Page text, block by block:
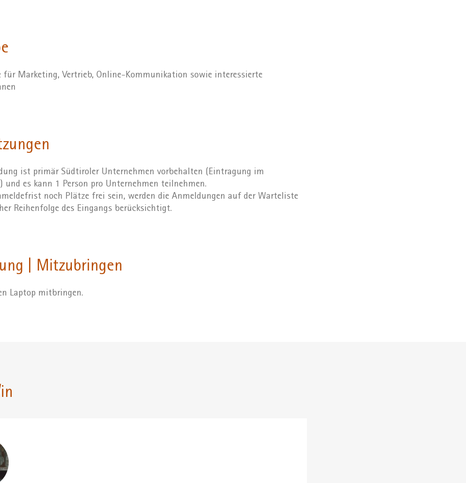
für Marketing, Vertrieb, Online-Kommunikation sowie interessierte
ist primär Südtiroler Unternehmen vorbehalten (Eintragung im
und es kann 1 Person pro Unternehmen teilnehmen.
noch Plätze frei sein, werden die Anmeldungen auf der Warteliste
Reihenfolge des Eingangs berücksichtigt.
| Mitzubringen
Laptop mitbringen.